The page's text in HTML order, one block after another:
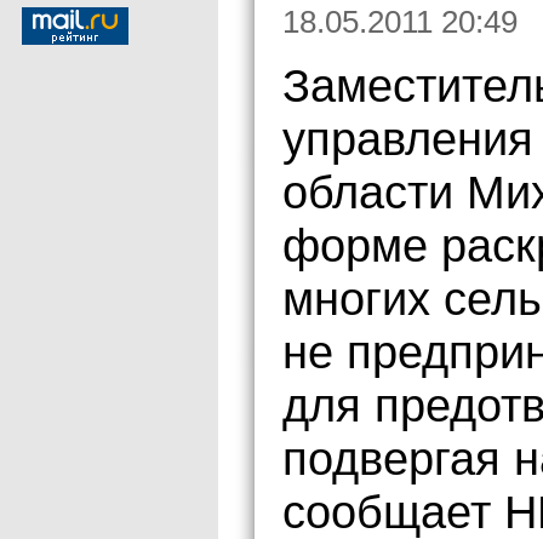
18.05.2011 20:49
области
форме
многих
не
для
подвергая
сообщает